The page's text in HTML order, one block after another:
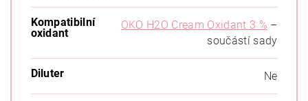
Kompatibilní
oxidant
OKO H2O Cream Oxidant 3 % –
součástí sady
Diluter Ne